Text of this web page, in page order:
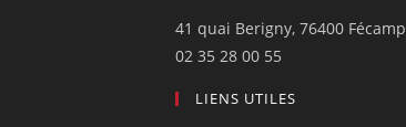
41 quai Berigny, 76400 Fécamp
02 35 28 00 55
LIENS UTILES